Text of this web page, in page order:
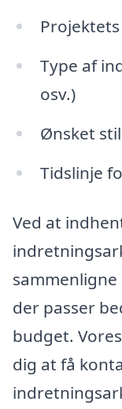
Type af
osv.)
Ønsket
Tidslinje
Ved at
der passer
budget.
dig at få